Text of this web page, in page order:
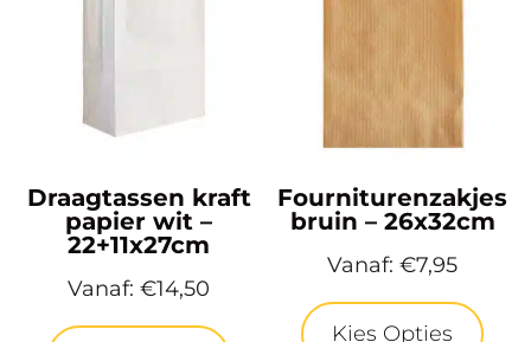
Draagtassen kraft
papier wit –
22+11x27cm
Vanaf: €14,50
Fourniturenzakjes
bruin – 26x32cm
Vanaf: €7,95
Kies Opties